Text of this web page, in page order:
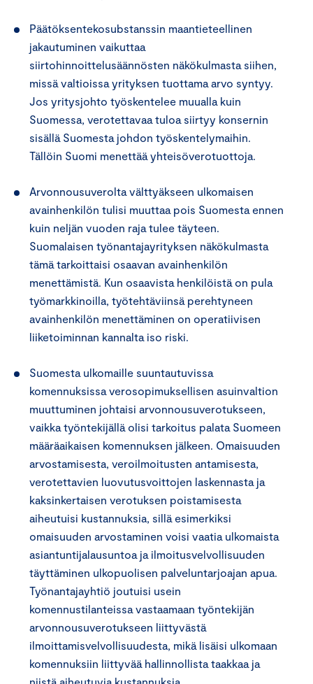
Päätöksentekosubstanssin maantieteellinen
jakautuminen vaikuttaa
siirtohinnoittelusäännösten näkökulmasta siihen,
missä valtioissa yrityksen tuottama arvo syntyy.
Jos yritysjohto työskentelee muualla kuin
Suomessa, verotettavaa tuloa siirtyy konsernin
sisällä Suomesta johdon työskentelymaihin.
Tällöin Suomi menettää yhteisöverotuottoja.
Arvonnousuverolta välttyäkseen ulkomaisen
avainhenkilön tulisi muuttaa pois Suomesta ennen
kuin neljän vuoden raja tulee täyteen.
Suomalaisen työnantajayrityksen näkökulmasta
tämä tarkoittaisi osaavan avainhenkilön
menettämistä. Kun osaavista henkilöistä on pula
työmarkkinoilla, työtehtäviinsä perehtyneen
avainhenkilön menettäminen on operatiivisen
liiketoiminnan kannalta iso riski.
Suomesta ulkomaille suuntautuvissa
komennuksissa verosopimuksellisen asuinvaltion
muuttuminen johtaisi arvonnousuverotukseen,
vaikka työntekijällä olisi tarkoitus palata Suomeen
määräaikaisen komennuksen jälkeen. Omaisuuden
arvostamisesta, veroilmoitusten antamisesta,
verotettavien luovutusvoittojen laskennasta ja
kaksinkertaisen verotuksen poistamisesta
aiheutuisi kustannuksia, sillä esimerkiksi
omaisuuden arvostaminen voisi vaatia ulkomaista
asiantuntijalausuntoa ja ilmoitusvelvollisuuden
täyttäminen ulkopuolisen palveluntarjoajan apua.
Työnantajayhtiö joutuisi usein
komennustilanteissa vastaamaan työntekijän
arvonnousuverotukseen liittyvästä
ilmoittamisvelvollisuudesta, mikä lisäisi ulkomaan
komennuksiin liittyvää hallinnollista taakkaa ja